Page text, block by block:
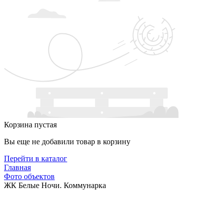
Корзина пустая
Вы еще не добавили товар в корзину
Перейти в каталог
Главная
Фото объектов
ЖК Белые Ночи. Коммунарка